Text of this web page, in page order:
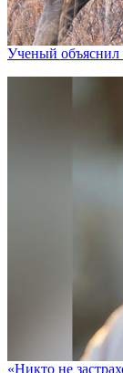
Ученый объяснил
«Никто не